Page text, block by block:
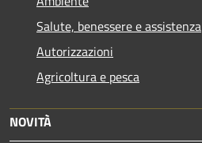
Salute, benessere e assistenza
Autorizzazioni
Agricoltura e pesca
NOVITÀ